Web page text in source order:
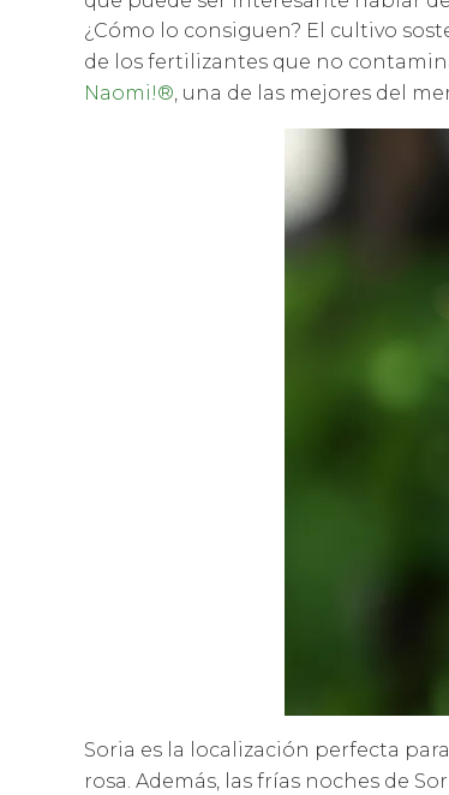
¿Cómo lo consiguen? El cultivo
de los fertilizantes que no
Naomi!® , una de las mejores del
Soria es la localización perfecta
rosa. Además, las frías noches de